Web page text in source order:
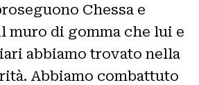
Chessa e
muro di gomma che lui e
abbiamo trovato nella
Abbiamo combattuto